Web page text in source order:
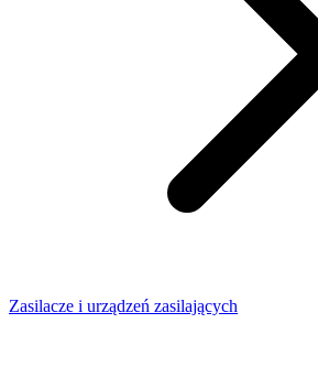
Zasilacze i urządzeń zasilających